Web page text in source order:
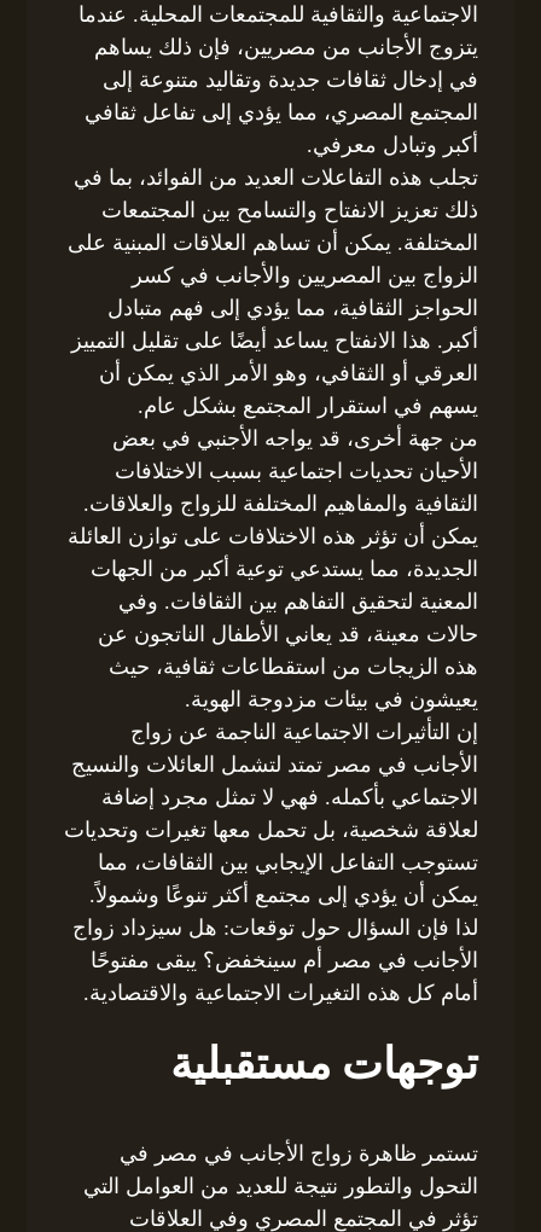
الاجتماعية والثقافية للمجتمعات المحلية. عندما
يتزوج الأجانب من مصريين، فإن ذلك يساهم
في إدخال ثقافات جديدة وتقاليد متنوعة إلى
المجتمع المصري، مما يؤدي إلى تفاعل ثقافي
أكبر وتبادل معرفي.
تجلب هذه التفاعلات العديد من الفوائد، بما في
ذلك تعزيز الانفتاح والتسامح بين المجتمعات
المختلفة. يمكن أن تساهم العلاقات المبنية على
الزواج بين المصريين والأجانب في كسر
الحواجز الثقافية، مما يؤدي إلى فهم متبادل
أكبر. هذا الانفتاح يساعد أيضًا على تقليل التمييز
العرقي أو الثقافي، وهو الأمر الذي يمكن أن
يسهم في استقرار المجتمع بشكل عام.
من جهة أخرى، قد يواجه الأجنبي في بعض
الأحيان تحديات اجتماعية بسبب الاختلافات
الثقافية والمفاهيم المختلفة للزواج والعلاقات.
يمكن أن تؤثر هذه الاختلافات على توازن العائلة
الجديدة، مما يستدعي توعية أكبر من الجهات
المعنية لتحقيق التفاهم بين الثقافات. وفي
حالات معينة، قد يعاني الأطفال الناتجون عن
هذه الزيجات من استقطاعات ثقافية، حيث
يعيشون في بيئات مزدوجة الهوية.
إن التأثيرات الاجتماعية الناجمة عن زواج
الأجانب في مصر تمتد لتشمل العائلات والنسيج
الاجتماعي بأكمله. فهي لا تمثل مجرد إضافة
لعلاقة شخصية، بل تحمل معها تغيرات وتحديات
تستوجب التفاعل الإيجابي بين الثقافات، مما
يمكن أن يؤدي إلى مجتمع أكثر تنوعًا وشمولاً.
لذا فإن السؤال حول توقعات: هل سيزداد زواج
الأجانب في مصر أم سينخفض؟ يبقى مفتوحًا
أمام كل هذه التغيرات الاجتماعية والاقتصادية.
توجهات مستقبلية
تستمر ظاهرة زواج الأجانب في مصر في
التحول والتطور نتيجة للعديد من العوامل التي
تؤثر في المجتمع المصري وفي العلاقات